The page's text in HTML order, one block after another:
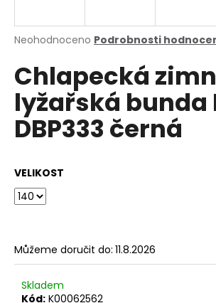
Průměrné
produktu
je
0,0
5
hvězdiček.
Neohodnoceno Podrobnosti
Chlapecká
lyžařská bunda
DBP333 černá
VELIKOST
Můžeme doručit do: 11.8.2026
Skladem
Kód: K00062562
j
t
?
o
p